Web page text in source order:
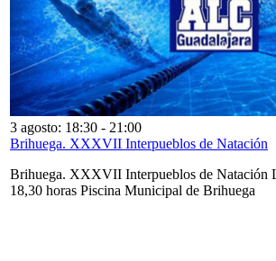
3 agosto: 18:30 - 21:00
Brihuega. XXXVII Interpueblos de Natación
Brihuega. XXXVII Interpueblos de Natación
18,30 horas Piscina Municipal de Brihuega